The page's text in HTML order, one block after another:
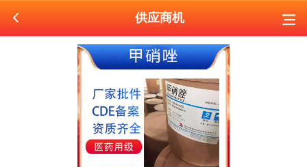
供应商机